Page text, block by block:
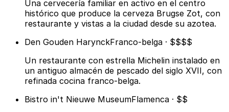
Una cervecería familiar en activo en el centro
histórico que produce la cerveza Brugse Zot, con
restaurante y vistas a la ciudad desde su azotea.
Den Gouden HarynckFranco-belga · $$$$
Un restaurante con estrella Michelin instalado en
un antiguo almacén de pescado del siglo XVII, con
refinada cocina franco-belga.
Bistro in't Nieuwe MuseumFlamenca · $$